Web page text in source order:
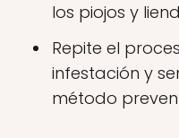
los piojos y
Repite el
infestación y
método